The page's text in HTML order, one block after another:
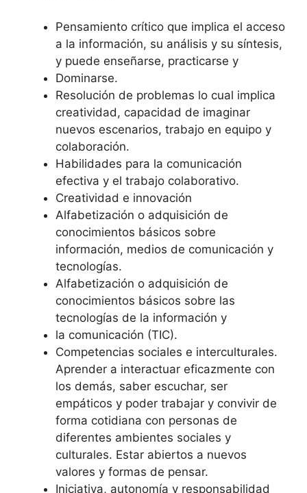
Pensamiento crítico que implica el acceso
a la información, su análisis y su síntesis,
y puede enseñarse, practicarse y
Dominarse.
Resolución de problemas lo cual implica
creatividad, capacidad de imaginar
nuevos escenarios, trabajo en equipo y
colaboración.
Habilidades para la comunicación
efectiva y el trabajo colaborativo.
Creatividad e innovación
Alfabetización o adquisición de
conocimientos básicos sobre
información, medios de comunicación y
tecnologías.
Alfabetización o adquisición de
conocimientos básicos sobre las
tecnologías de la información y
la comunicación (TIC).
Competencias sociales e interculturales.
Aprender a interactuar eficazmente con
los demás, saber escuchar, ser
empáticos y poder trabajar y convivir de
forma cotidiana con personas de
diferentes ambientes sociales y
culturales. Estar abiertos a nuevos
valores y formas de pensar.
Iniciativa, autonomía y responsabilidad